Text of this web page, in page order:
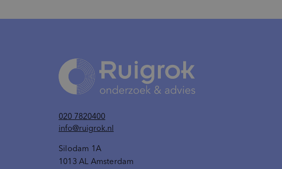
020 7820400
info@ruigrok.nl
Silodam 1A
1013 AL Amsterdam